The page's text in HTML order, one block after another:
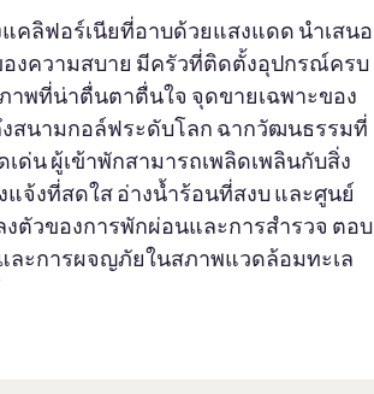
งแคลิฟอร์เนียที่อาบด้วยแสงแดด นำเสนอ
องความสบาย มีครัวที่ติดตั้งอุปกรณ์ครบ
าพที่น่าตื่นตาตื่นใจ จุดขายเฉพาะของ
งสนามกอล์ฟระดับโลก ฉากวัฒนธรรมที่
น ผู้เข้าพักสามารถเพลิดเพลินกับสิ่ง
จ้งที่สดใส อ่างน้ำร้อนที่สงบ และศูนย์
งตัวของการพักผ่อนและการสำรวจ ตอบ
ละการผจญภัยในสภาพแวดล้อมทะเล